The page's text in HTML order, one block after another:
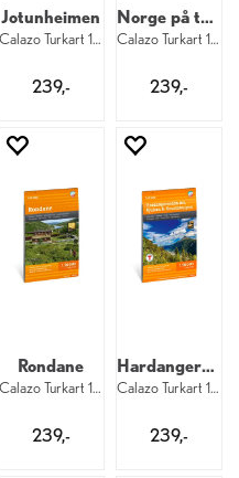
Jotunheimen
Calazo Turkart 1:50 000 Jotunheimen
239,-
Norge på tvers
Calazo Turkart 1:50 000
239,-
Rondane
Calazo Turkart 1:50 000
239,-
Hardangervidda øst Rjukan Gaustatoppen
Calazo Turkart 1:50 000
239,-